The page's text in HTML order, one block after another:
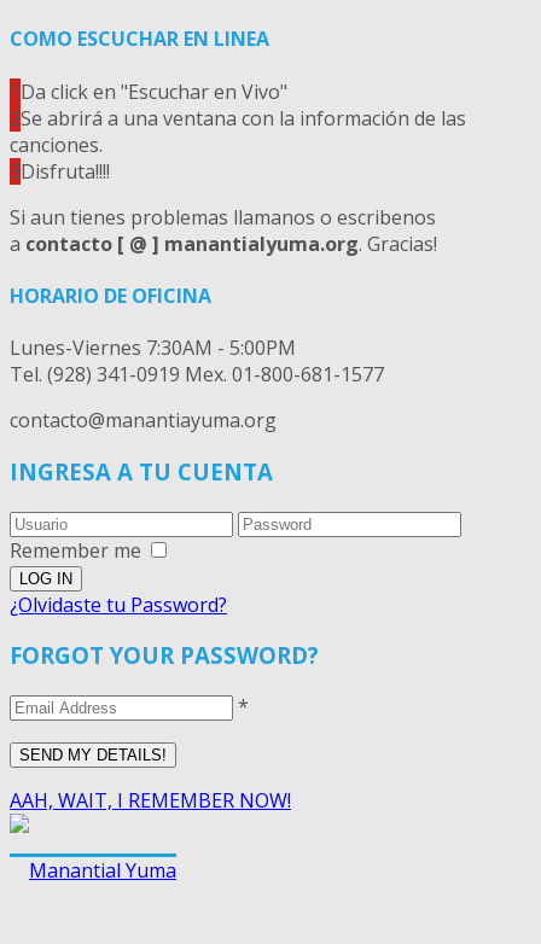
COMO ESCUCHAR EN LINEA
1Da click en "Escuchar en Vivo"
2Se abrirá a una ventana con la información de las
canciones.
3Disfruta!!!!
Si aun tienes problemas llamanos o escribenos
a contacto [ @ ] manantialyuma.org. Gracias!
HORARIO DE OFICINA
Lunes-Viernes 7:30AM - 5:00PM
Tel. (928) 341-0919 Mex. 01-800-681-1577
contacto@manantiayuma.org
INGRESA A TU CUENTA
Remember me
¿Olvidaste tu Password?
FORGOT YOUR PASSWORD?
*
AAH, WAIT, I REMEMBER NOW!